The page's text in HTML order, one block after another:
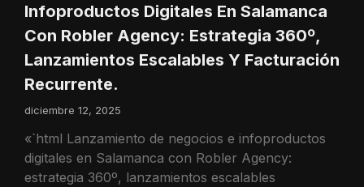
Infoproductos Digitales En Salamanca
Con Robler Agency: Estrategia 360º,
Lanzamientos Escalables Y Facturación
Recurrente.
diciembre 12, 2025
«`html Lanzamiento de negocios e infoproductos
digitales en Salamanca con Robler Agency:
estrategia 360º, lanzamientos escalables